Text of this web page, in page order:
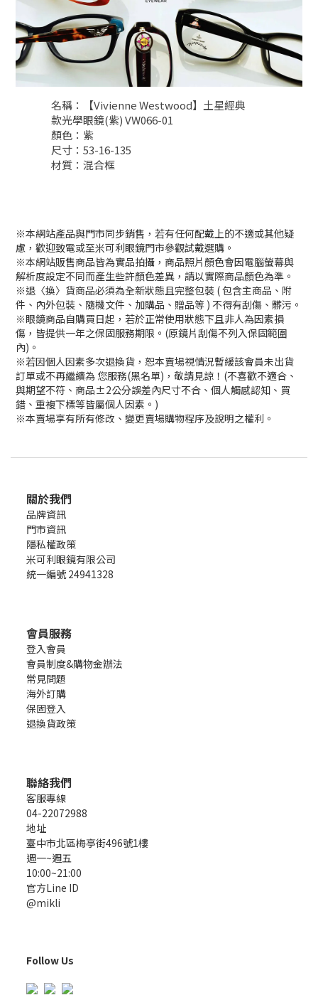
名稱：【Vivienne Westwood】土星經典
款光學眼鏡(紫) VW066-01
顏色：紫
尺寸：53-16-135
材質：混合框
※本網站產品與門市同步銷售，若有任何配戴上的不適或其他疑
慮，歡迎致電或至米可利眼鏡門市參觀試戴選購。
※本網站販售商品皆為實品拍攝，商品照片顏色會因電腦螢幕與
解析度設定不同而產生些許顏色差異，請以實際商品顏色為準。
※退〈換〉貨商品必須為全新狀態且完整包裝 ( 包含主商品、附
件、內外包裝、隨機文件、加購品、贈品等 ) 不得有刮傷、髒污。
※眼鏡商品自購買日起，若於正常使用狀態下且非人為因素損
傷，皆提供一年之保固服務期限。(原鏡片刮傷不列入保固範圍
內)。
※若因個人因素多次退換貨，恕本賣場視情況暫緩該會員未出貨
訂單或不再繼續為 您服務(黑名單)，敬請見諒！(不喜歡不適合、
與期望不符、商品±2公分誤差內尺寸不合、個人觸感認知、買
錯、重複下標等皆屬個人因素。)
※本賣場享有所有修改、變更賣場購物程序及說明之權利。
關於我們
品牌資訊
門市資訊
隱私權政策
米可利眼鏡有限公司
統一編號 24941328
會員服務
登入會員
會員制度&購物金辦法
常見問題
海外訂購
保固登入
退換貨政策
聯絡我們
客服專線
04-22072988
地址
臺中市北區梅亭街496號1樓
週一~週五
10:00~21:00
官方Line ID
@mikli
Follow Us